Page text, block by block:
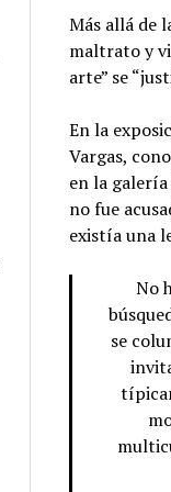
Más allá de
maltrato y
arte” se
En la
Vargas,
en la
no fue
existía una
No
se